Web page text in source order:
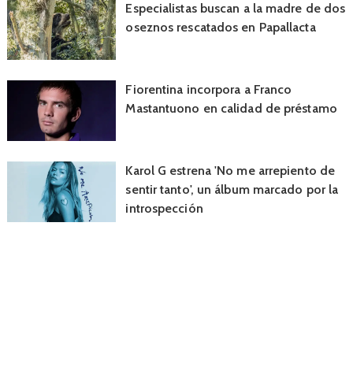
Especialistas buscan a la madre de dos
oseznos rescatados en Papallacta
Fiorentina incorpora a Franco
Mastantuono en calidad de préstamo
Karol G estrena 'No me arrepiento de
sentir tanto', un álbum marcado por la
introspección